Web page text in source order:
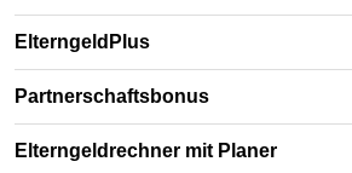
ElterngeldPlus
Partnerschaftsbonus
Elterngeldrechner mit Planer